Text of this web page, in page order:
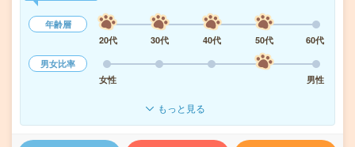
年齢層
20代
30代 40代 50代
60代
男女比率
女性
男性
もっと見る